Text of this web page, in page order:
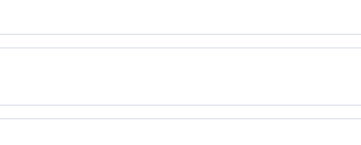
diety ubogiej w witaminę D3.
cholekalcyferol – koncentrat olejowy (witamina D3),
(cholekalcyferolu), co odpowiada 200 j.m. witaminy